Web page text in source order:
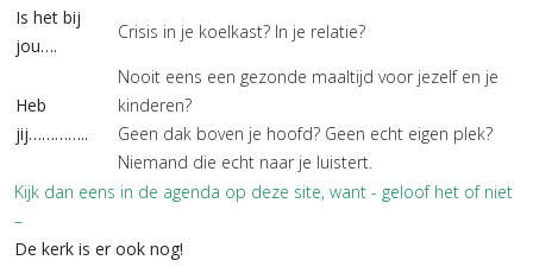
Is het bij
jou….
Crisis in je koelkast? In je relatie?
Heb
jij…………..
Nooit eens een gezonde maaltijd voor jezelf en je
kinderen?
Geen dak boven je hoofd? Geen echt eigen plek?
Niemand die echt naar je luistert.
Kijk dan eens in de agenda op deze site, want - geloof het of niet
–
De kerk is er ook nog!